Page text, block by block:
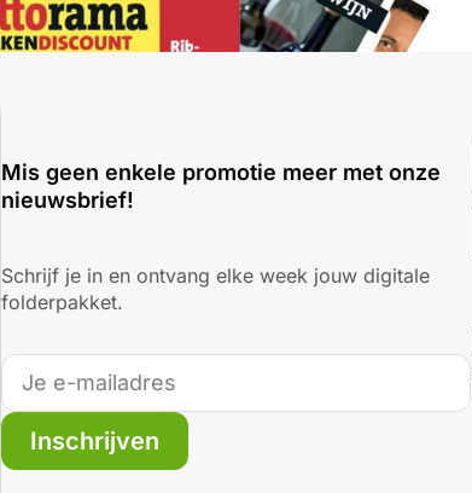
Mis geen enkele promotie meer met onze
nieuwsbrief!
Schrijf je in en ontvang elke week jouw digitale
folderpakket.
Inschrijven